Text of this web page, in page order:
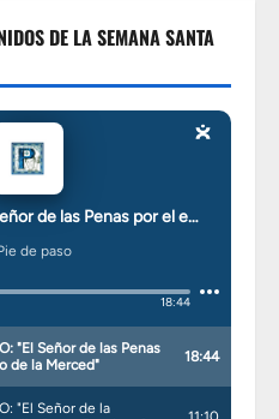
DE LA SEMANA SANTA